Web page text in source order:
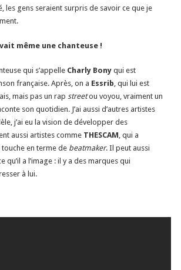
les gens seraient surpris de savoir ce que je
même une chanteuse !
qui s’appelle Charly Bony qui est
française. Après, on a Essrib , qui lui est
mais pas un rap streetou voyou, vraiment un
son quotidien. J’ai aussi d’autres artistes
j’ai eu la vision de développer des
aussi artistes comme THESCAM , qui a
en terme de beatmaker. Il peut aussi
qu’il a l’image : il y a des marques qui
à lui.